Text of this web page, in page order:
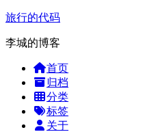
旅行的代码
李城的博客
首页
归档
分类
标签
关于